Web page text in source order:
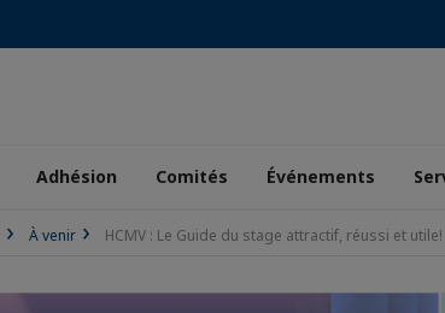
Adhésion Comités Événements
À venir HCMV : Le Guide du stage attractif, réussi et utile!